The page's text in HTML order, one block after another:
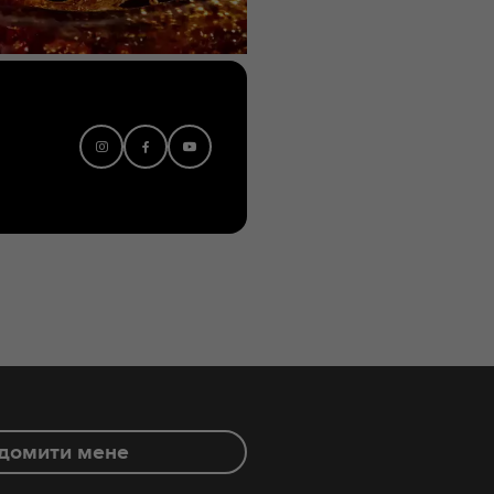
Instagram
FacebookYoutube
мене